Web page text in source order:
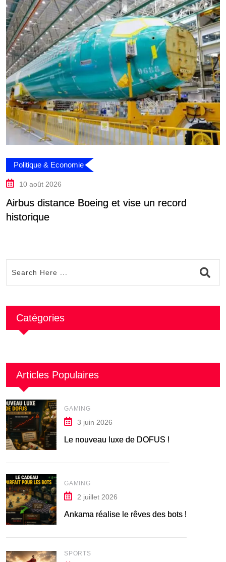
Politique & Economie
10 août 2026
Airbus distance Boeing et vise un record
historique
Catégories
Articles Populaires
GAMING
3 juin 2026
Le nouveau luxe de DOFUS !
GAMING
2 juillet 2026
Ankama réalise le rêves des bots !
SPORTS